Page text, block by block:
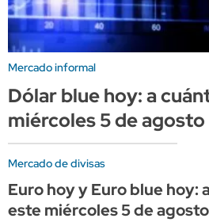
Mercado informal
Dólar blue hoy: a
miércoles 5 de agosto
Mercado de divisas
Euro hoy y Euro blue hoy:
este miércoles 5 de agosto